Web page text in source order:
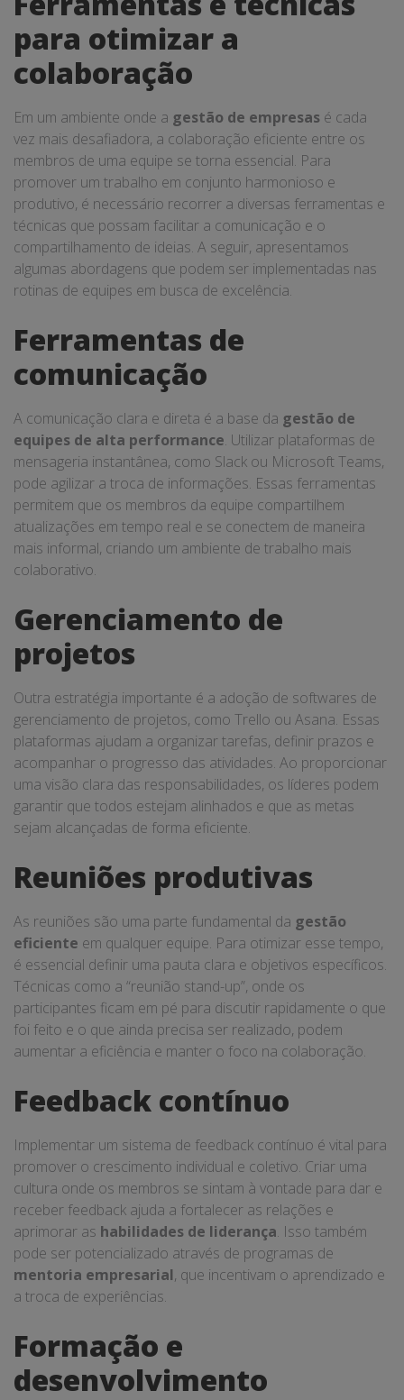
para otimizar a
colaboração
Em um ambiente onde a gestão de empresas é cada
vez mais desafiadora, a colaboração eficiente entre os
membros de uma equipe se torna essencial. Para
promover um trabalho em conjunto harmonioso e
produtivo, é necessário recorrer a diversas ferramentas e
técnicas que possam facilitar a comunicação e o
compartilhamento de ideias. A seguir, apresentamos
algumas abordagens que podem ser implementadas nas
rotinas de equipes em busca de excelência.
Ferramentas de
comunicação
A comunicação clara e direta é a base da gestão de
equipes de alta performance. Utilizar plataformas de
mensageria instantânea, como Slack ou Microsoft Teams,
pode agilizar a troca de informações. Essas ferramentas
permitem que os membros da equipe compartilhem
atualizações em tempo real e se conectem de maneira
mais informal, criando um ambiente de trabalho mais
colaborativo.
Gerenciamento de
projetos
Outra estratégia importante é a adoção de softwares de
gerenciamento de projetos, como Trello ou Asana. Essas
plataformas ajudam a organizar tarefas, definir prazos e
acompanhar o progresso das atividades. Ao proporcionar
uma visão clara das responsabilidades, os líderes podem
garantir que todos estejam alinhados e que as metas
sejam alcançadas de forma eficiente.
Reuniões produtivas
As reuniões são uma parte fundamental da gestão
eficiente em qualquer equipe. Para otimizar esse tempo,
é essencial definir uma pauta clara e objetivos específicos.
Técnicas como a “reunião stand-up”, onde os
participantes ficam em pé para discutir rapidamente o que
foi feito e o que ainda precisa ser realizado, podem
aumentar a eficiência e manter o foco na colaboração.
Feedback contínuo
Implementar um sistema de feedback contínuo é vital para
promover o crescimento individual e coletivo. Criar uma
cultura onde os membros se sintam à vontade para dar e
receber feedback ajuda a fortalecer as relações e
aprimorar as habilidades de liderança. Isso também
pode ser potencializado através de programas de
mentoria empresarial, que incentivam o aprendizado e
a troca de experiências.
Formação e
desenvolvimento